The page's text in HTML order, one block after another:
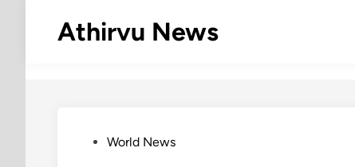
Athirvu News
PostedWorld News